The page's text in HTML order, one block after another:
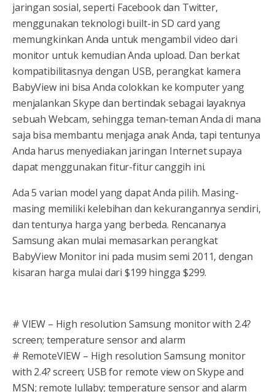
jaringan sosial, seperti Facebook dan Twitter,
menggunakan teknologi built-in SD card yang
memungkinkan Anda untuk mengambil video dari
monitor untuk kemudian Anda upload. Dan berkat
kompatibilitasnya dengan USB, perangkat kamera
BabyView ini bisa Anda colokkan ke komputer yang
menjalankan Skype dan bertindak sebagai layaknya
sebuah Webcam, sehingga teman-teman Anda di mana
saja bisa membantu menjaga anak Anda, tapi tentunya
Anda harus menyediakan jaringan Internet supaya
dapat menggunakan fitur-fitur canggih ini.
Ada 5 varian model yang dapat Anda pilih. Masing-
masing memiliki kelebihan dan kekurangannya sendiri,
dan tentunya harga yang berbeda. Rencananya
Samsung akan mulai memasarkan perangkat
BabyView Monitor ini pada musim semi 2011, dengan
kisaran harga mulai dari $199 hingga $299.
# VIEW – High resolution Samsung monitor with 2.4?
screen; temperature sensor and alarm
# RemoteVIEW – High resolution Samsung monitor
with 2.4? screen; USB for remote view on Skype and
MSN; remote lullaby; temperature sensor and alarm